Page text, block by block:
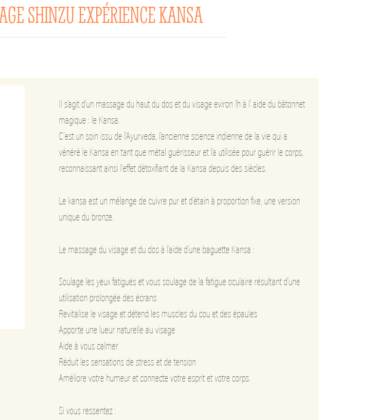
SHINZU EXPÉRIENCE KANSA
Il s'agit d'un massage du haut du dos et du visage eviron 1h à l' aide du bâtonnet
magique : le Kansa.
C'est un soin issu de l'Ayurveda, l'ancienne science indienne de la vie qui a
vénéré le Kansa en tant que métal guérisseur et l'a utilisée pour guérir le corps,
reconnaissant ainsi l'effet détoxifiant de la Kansa depuis des siècles.
Le kansa est un mélange de cuivre pur et d'étain à proportion fixe, une version
unique du bronze.
Le massage du visage et du dos à l'aide d'une baguette Kansa :
Soulage les yeux fatigués et vous soulage de la fatigue oculaire résultant d'une
utilisation prolongée des écrans
Revitalise le visage et détend les muscles du cou et des épaules
Apporte une lueur naturelle au visage
Aide à vous calmer
Réduit les sensations de stress et de tension
Améliore votre humeur et connecte votre esprit et votre corps.
Si vous ressentez :